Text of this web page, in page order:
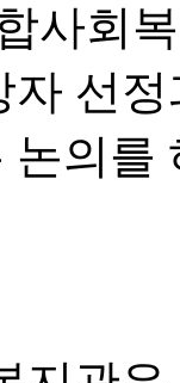
사회
자 선
논의를